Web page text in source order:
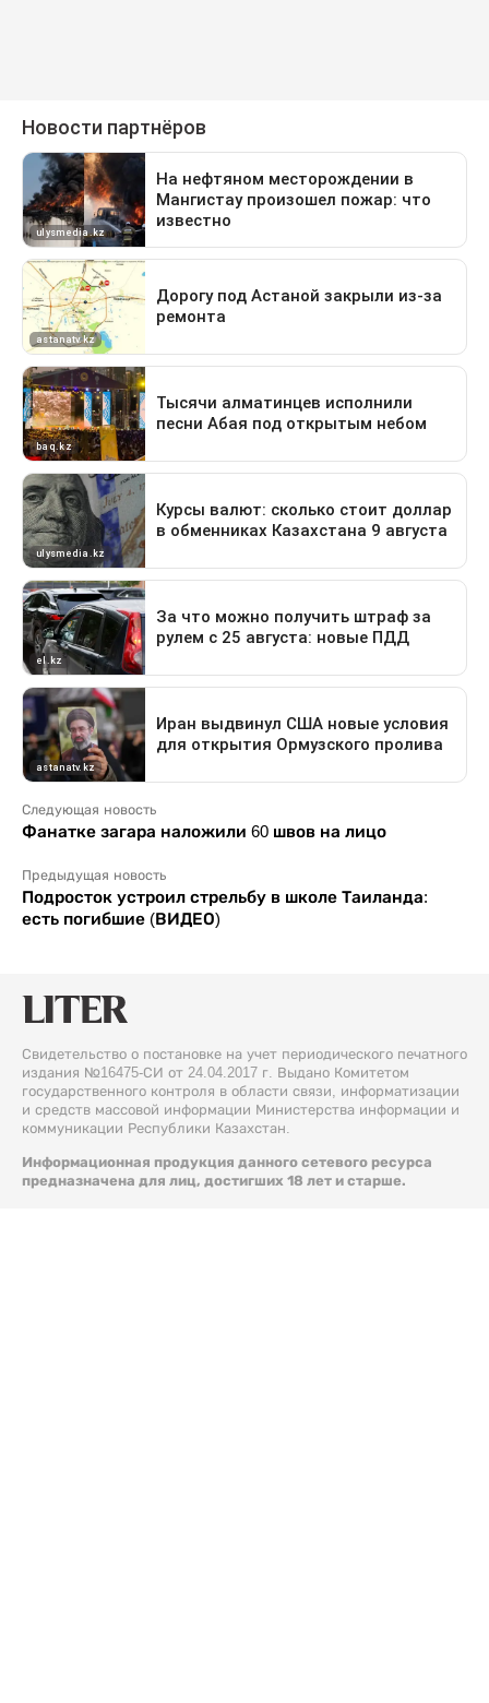
Следующая новость
Фанатке загара наложили 60 швов на лицо
Предыдущая новость
Подросток устроил стрельбу в школе Таиланда:
есть погибшие (ВИДЕО)
Свидетельство о постановке на учет периодического печатного
издания №16475-СИ от 24.04.2017 г. Выдано Комитетом
государственного контроля в области связи, информатизации
и средств массовой информации Министерства информации и
коммуникации Республики Казахстан.
Информационная продукция данного сетевого ресурса
предназначена для лиц, достигших 18 лет и старше.